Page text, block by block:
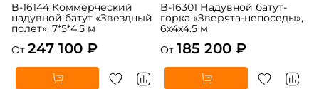
B-16144 Коммерческий
надувной батут «Звездный
полет», 7*5*4.5 м
От 247 100 ₽
B-16301 Надувной батут-
горка «Зверята-непоседы»,
6x4x4.5 м
От 185 200 ₽